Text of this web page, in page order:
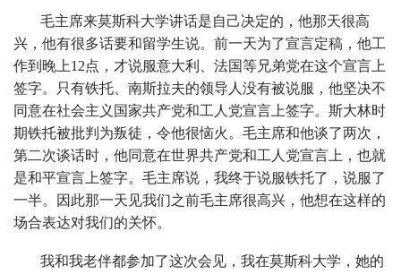
毛主席来莫斯科大学讲话是自己决定的，他那天很高
兴，他有很多话要和留学生说。前一天为了宣言定稿，他工
作到晚上12点，才说服意大利、法国等兄弟党在这个宣言上
签字。只有铁托、南斯拉夫的领导人没有被说服，他坚决不
同意在社会主义国家共产党和工人党宣言上签字。斯大林时
期铁托被批判为叛徒，令他很恼火。毛主席和他谈了两次，
第二次谈话时，他同意在世界共产党和工人党宣言上，也就
是和平宣言上签字。毛主席说，我终于说服铁托了，说服了
一半。因此那一天见我们之前毛主席很高兴，他想在这样的
场合表达对我们的关怀。
我和我老伴都参加了这次会见，我在莫斯科大学，她的